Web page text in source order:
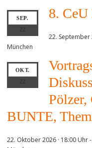
SEP.
22
8. CeU
22. September
München
OKT.
22
Pölzer,
BUNTE,
22. Oktober 2026 · 18:00 Uhr-